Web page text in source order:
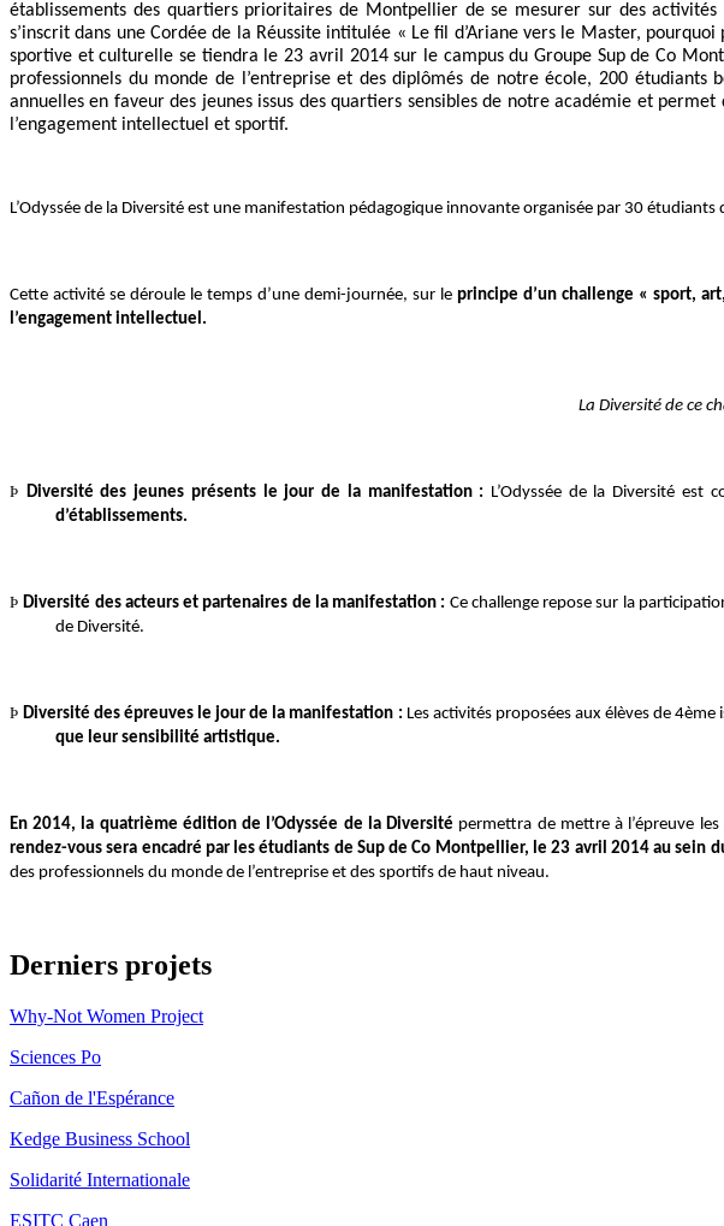
établissements des quartiers prioritaires de Montpellier de se mesurer sur des
s’inscrit dans une Cordée de la Réussite intitulée « Le fil d’Ariane vers le Master, pourquoi
sportive et culturelle se tiendra le 23 avril 2014 sur le campus du Groupe Sup de Co
professionnels du monde de l’entreprise et des diplômés de notre école, 200
annuelles en faveur des jeunes issus des quartiers sensibles de notre académie et
l’engagement intellectuel et sportif.
L’Odyssée de la Diversité est une manifestation pédagogique innovante organisée par 30
Cette activité se déroule le temps d’une demi-journée, sur leprincipe d’un challenge « sport,
l’engagement intellectuel.
La Diversité de ce
Þ Diversité des jeunes présents le jour de la manifestation : L’Odyssée de la Diversité est
d’établissements.
Þ Diversité des acteurs et partenaires de la manifestation : Ce challenge repose sur la
de Diversité.
Þ Diversité des épreuves le jour de la manifestation : Les activités proposées aux élèves de
que leur sensibilité artistique.
En 2014, la quatrième édition de l’Odyssée de la Diversité permettra de mettre à l’épreuve
rendez-vous sera encadré par les étudiants de Sup de Co Montpellier, le 23 avril 2014 au sein
des professionnels du monde de l’entreprise et des sportifs de haut niveau.
Derniers projets
Why-Not Women Project
Sciences Po
Cañon de l'Espérance
Kedge Business School
Solidarité Internationale
ESITC Caen